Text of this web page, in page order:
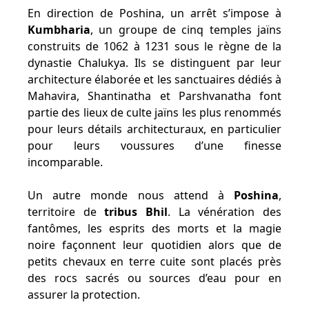
En direction de Poshina, un arrêt s’impose à
Kumbharia, un groupe de cinq temples jaïns
construits de 1062 à 1231 sous le règne de la
dynastie Chalukya. Ils se distinguent par leur
architecture élaborée et les sanctuaires dédiés à
Mahavira, Shantinatha et Parshvanatha font
partie des lieux de culte jaïns les plus renommés
pour leurs détails architecturaux, en particulier
pour leurs voussures d’une finesse
incomparable.
Un autre monde nous attend à Poshina,
territoire detribus Bhil. La vénération des
fantômes, les esprits des morts et la magie
noire façonnent leur quotidien alors que de
petits chevaux en terre cuite sont placés près
des rocs sacrés ou sources d’eau pour en
assurer la protection.